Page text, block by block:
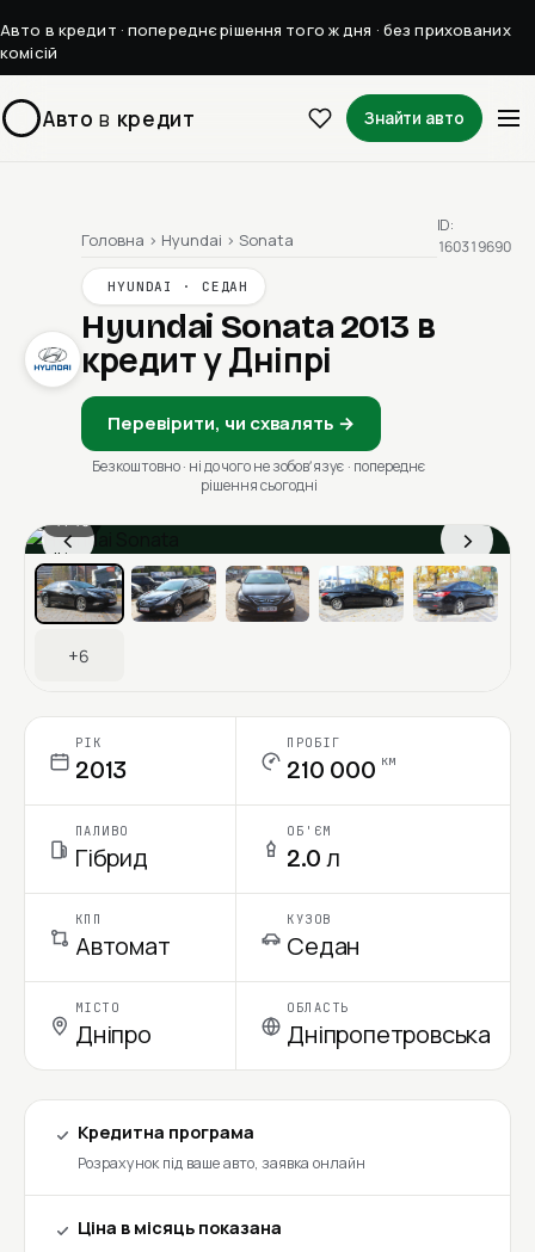
Авто в кредит · попереднє рішення того ж дня · без прихованих
комісій
Авто в кредит Знайти авто
Головна › Hyundai › Sonata
HYUNDAI · СЕДАН
Hyundai Sonata 2013 в
кредит у Дніпрі
Перевірити, чи схвалять →
Безкоштовно · ні до чого не зобовʼязує · попереднє
рішення сьогодні
ID:
160319690
‹ ›
1 / 13
Ціна в місяць
+6
РІК
2013
ПРОБІГ
210 000 км
ПАЛИВО
Гібрид
ОБ'ЄМ
2.0 л
КПП
Автомат
КУЗОВ
Седан
МІСТО
Дніпро
ОБЛАСТЬ
Дніпропетровська
Кредитна програма
Розрахунок під ваше авто, заявка онлайн
Ціна в місяць показана